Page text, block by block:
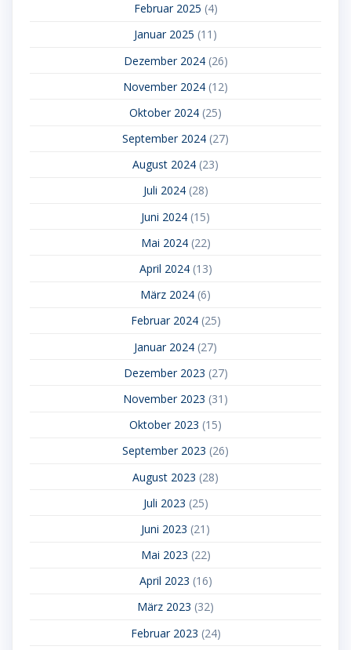
Februar 2025 (4)
Januar 2025 (11)
Dezember 2024(26)
November 2024 (12)
Oktober 2024 (25)
September 2024 (27)
August 2024 (23)
Juli 2024(28)
Juni 2024 (15)
Mai 2024(22)
April 2024(13)
März 2024 (6)
Februar 2024(25)
Januar 2024 (27)
Dezember 2023 (27)
November 2023 (31)
Oktober 2023 (15)
September 2023 (26)
August 2023 (28)
Juli 2023 (25)
Juni 2023 (21)
Mai 2023 (22)
April 2023 (16)
März 2023 (32)
Februar 2023 (24)